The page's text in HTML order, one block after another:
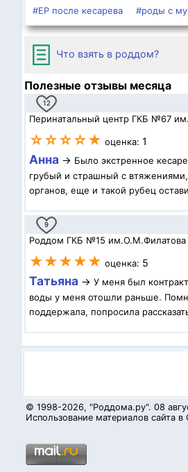
#ЕР после кесарева #роды с
Что взять в роддом?
Полезные отзывы месяца
12
Перинатальный центр ГКБ №67
☆☆☆☆★ оценка: 1
Анна → Было экстренное
грубый и страшный с
органов, еще и такой рубец
9
Роддом ГКБ №15 им.О.М.Филатова
★★★★★ оценка: 5
Татьяна → У меня был
воды у меня отошли раньше.
поддержала, попросила
© 1998-2026, "Роддома.ру". 08
Использование материалов сайта